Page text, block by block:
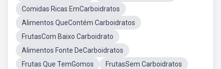
Comidas Ricas EmCarboidratos
Alimentos QueContém Carboidratos
FrutasCom Baixo Carboidrato
Alimentos Fonte DeCarboidratos
Frutas Que TemGomos
FrutasSem Carboidratos